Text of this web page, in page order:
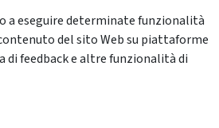
a eseguire determinate funzionalità
del sito Web su piattaforme
di feedback e altre funzionalità di